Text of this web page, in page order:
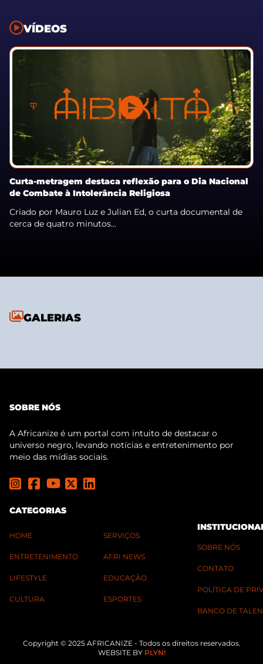
VÍDEOS
Curta-metragem destaca reflexão para o Dia Nacional
de Combate à Intolerância Religiosa
Criado por Mauro Luz e Julian Ed, o curta documental de
cerca de quatro minutos...
GALERIAS
SOBRE NÓS
A Africanize é um portal com intuito de destacar o
universo negro, levando notícias e entretenimento por
meio das mídias sociais.
CATEGORIAS
HOME
ENTRETENIMENTO
LIFESTYLE
CULTURA
SERVIÇOS
AFRI NEWS
EDUCAÇÃO
ESPORTES
SOBRE NÓS
CONTATO
POLÍTICA DE
BANCO DE
Copyright © 2025 AFRICANIZE - Todos os direitos reservados.
WEBSITE BY PLYN!